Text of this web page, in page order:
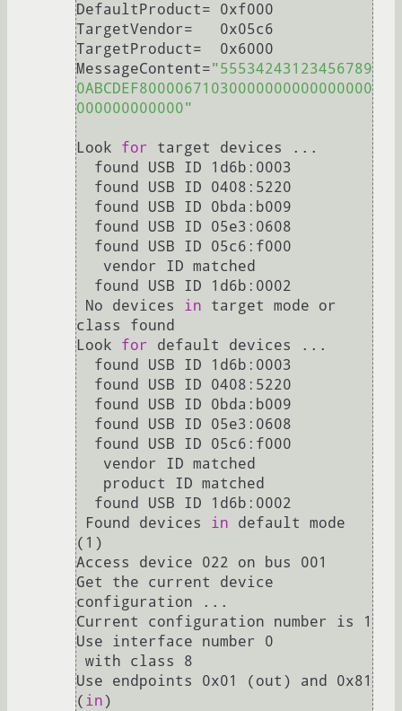
DefaultProduct= 0xf000
TargetVendor=   0x05c6
TargetProduct=  0x6000
MessageContent="55534243123456789
0ABCDEF80000671030000000000000000
000000000000"
Look for
target devices ...
No devices in target mode or
class found
Look for
default devices ...
Found devices in default mode
(1)
Access device 022 on bus 001
Get the current device
configuration ...
Current configuration number is 1
Use interface number 0
Use endpoints 0x01 (out) and 0x81
( in)